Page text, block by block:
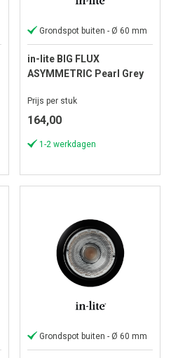
Grondspot buiten - Ø 60 mm
in-lite BIG FLUX
ASYMMETRIC Pearl Grey
Prijs per stuk
164,00
1-2 werkdagen
Grondspot buiten - Ø 60 mm